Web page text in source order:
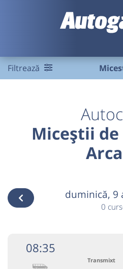
Filtrează
Miceștii
duminică, 9
0
08:35
Transmixt